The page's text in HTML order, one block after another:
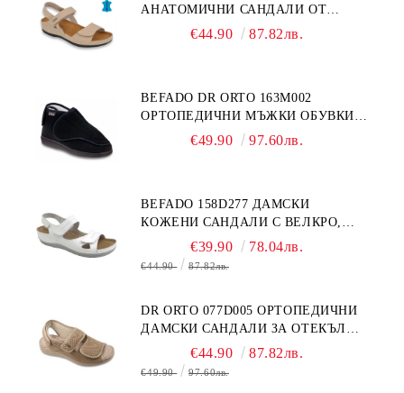
АНАТОМИЧНИ САНДАЛИ ОТ
ЕСТЕСТВЕНА КОЖА, БЕЖОВИ
€44.90 87.82лв.
BEFADO DR ORTO 163M002
ОРТОПЕДИЧНИ МЪЖКИ ОБУВКИ
ЗА ГИПСИРАН ИЛИ СВРЪХ
€49.90 97.60лв.
BEFADO 158D277 ДАМСКИ
КОЖЕНИ САНДАЛИ С ВЕЛКРО,
€39.90 78.04лв.
€44.90 87.82лв.
DR ORTO 077D005 ОРТОПЕДИЧНИ
ДАМСКИ САНДАЛИ ЗА ОТЕКЪЛ
КРАК, БЕЖОВИ
€44.90 87.82лв.
€49.90 97.60лв.